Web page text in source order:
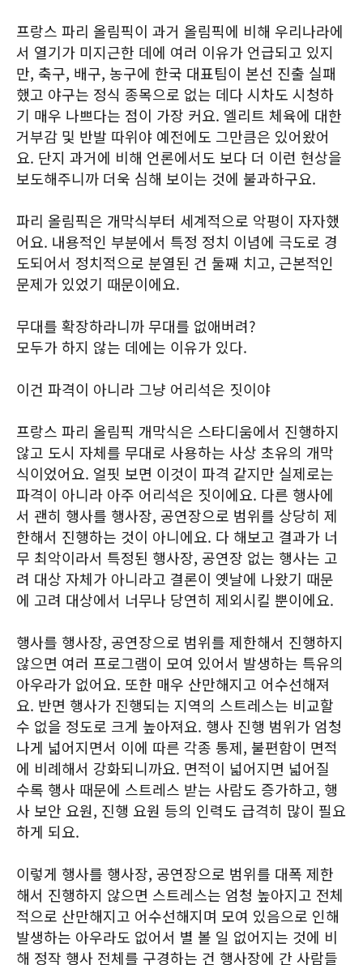
프랑스 파리 올림픽이 과거 올림픽에 비해 우리나라에
서 열기가 미지근한 데에 여러 이유가 언급되고 있지
만, 축구, 배구, 농구에 한국 대표팀이 본선 진출 실패
했고 야구는 정식 종목으로 없는 데다 시차도 시청하
기 매우 나쁘다는 점이 가장 커요. 엘리트 체육에 대한
거부감 및 반발 따위야 예전에도 그만큼은 있어왔어
요. 단지 과거에 비해 언론에서도 보다 더 이런 현상을
보도해주니까 더욱 심해 보이는 것에 불과하구요.
파리 올림픽은 개막식부터 세계적으로 악평이 자자했
어요. 내용적인 부분에서 특정 정치 이념에 극도로 경
도되어서 정치적으로 분열된 건 둘째 치고, 근본적인
문제가 있었기 때문이에요.
무대를 확장하라니까 무대를 없애버려?
모두가 하지 않는 데에는 이유가 있다.
이건 파격이 아니라 그냥 어리석은 짓이야
프랑스 파리 올림픽 개막식은 스타디움에서 진행하지
않고 도시 자체를 무대로 사용하는 사상 초유의 개막
식이었어요. 얼핏 보면 이것이 파격 같지만 실제로는
파격이 아니라 아주 어리석은 짓이에요. 다른 행사에
서 괜히 행사를 행사장, 공연장으로 범위를 상당히 제
한해서 진행하는 것이 아니에요. 다 해보고 결과가 너
무 최악이라서 특정된 행사장, 공연장 없는 행사는 고
려 대상 자체가 아니라고 결론이 옛날에 나왔기 때문
에 고려 대상에서 너무나 당연히 제외시킬 뿐이에요.
행사를 행사장, 공연장으로 범위를 제한해서 진행하지
않으면 여러 프로그램이 모여 있어서 발생하는 특유의
아우라가 없어요. 또한 매우 산만해지고 어수선해져
요. 반면 행사가 진행되는 지역의 스트레스는 비교할
수 없을 정도로 크게 높아져요. 행사 진행 범위가 엄청
나게 넓어지면서 이에 따른 각종 통제, 불편함이 면적
에 비례해서 강화되니까요. 면적이 넓어지면 넓어질
수록 행사 때문에 스트레스 받는 사람도 증가하고, 행
사 보안 요원, 진행 요원 등의 인력도 급격히 많이 필요
하게 되요.
이렇게 행사를 행사장, 공연장으로 범위를 대폭 제한
해서 진행하지 않으면 스트레스는 엄청 높아지고 전체
적으로 산만해지고 어수선해지며 모여 있음으로 인해
발생하는 아우라도 없어서 별 볼 일 없어지는 것에 비
해 정작 행사 전체를 구경하는 건 행사장에 간 사람들